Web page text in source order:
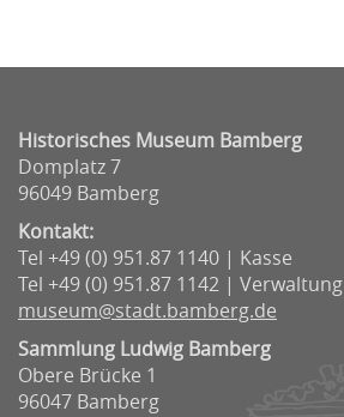
Historisches Museum Bamberg
Domplatz 7
96049 Bamberg
Kontakt:
Tel +49 (0) 951.87 1140 | Kasse
Tel +49 (0) 951.87 1142 | Verwaltung
museum@stadt.bamberg.de
Sammlung Ludwig Bamberg
Obere Brücke 1
96047 Bamberg